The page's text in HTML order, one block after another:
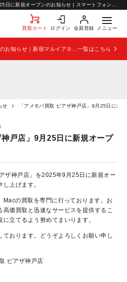
買取カート ログイン 会員登録 メニュー
一覧はこちら
せ 「アメモバ買取 ピアザ神戸店」9月25日に新
神戸店」9月25日に新規オープ
ザ神戸店」を2025年9月25日に新規オー
上げます。
Macの買取を専門に行っております。お
価買取と迅速なサービスを提供するこ
立てるよう努めてまいります。
ております。どうぞよろしくお願い申し
ピアザ神戸店